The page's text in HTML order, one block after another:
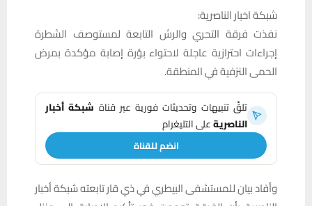
شبكة اخبار الناصرية:
نفذت فرقة التحري والرش التابعة لمستوصف الشطرة
إجراءات احترازية عاجلة لاحتواء بؤرة إصابة مؤكدة بمرض
الحمى النزفية في المنطقة.
تلقَّ تنبيهات وتحديثات فورية عبر قناة شبكة أخبار
الناصريةعلى التليغرام
انضم للقناة
وأفاد بيان للمستشفى البيطري في ذي قار تابعته شبكة أخبار